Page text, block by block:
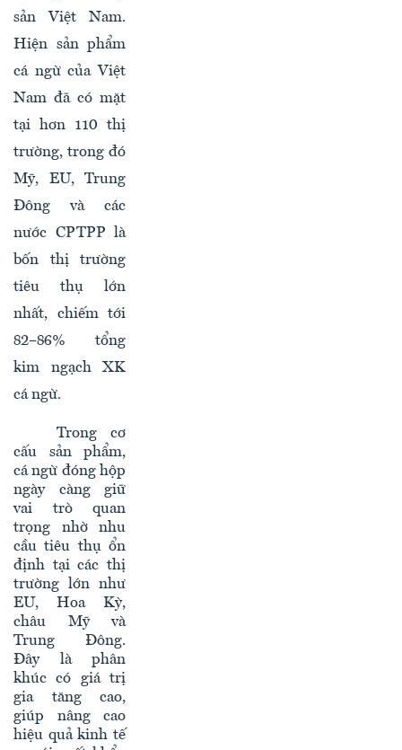
sản Việt Nam.
Hiện sản phẩm
cá ngừ của Việt
Nam đã có mặt
tại hơn 110 thị
trường, trong đó
Mỹ, EU, Trung
Đông và các
nước CPTPP là
bốn thị trường
tiêu thụ lớn
nhất, chiếm tới
82–86% tổng
kim ngạch XK
cá ngừ.
Trong cơ
cấu sản phẩm,
cá ngừ đóng hộp
ngày càng giữ
vai trò quan
trọng nhờ nhu
cầu tiêu thụ ổn
định tại các thị
trường lớn như
EU, Hoa Kỳ,
châu Mỹ và
Trung Đông.
Đây là phân
khúc có giá trị
gia tăng cao,
giúp nâng cao
hiệu quả kinh tế